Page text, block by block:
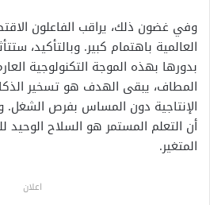
وفي غضون ذلك، يراقب الفاعلون
العالمية باهتمام كبير. وبالتأكيد،
بدورها بهذه الموجة التكنولوجية
المطاف، يبقى الهدف هو تسخير
الإنتاجية دون المساس بفرص الشغل.
أن التعلم المستمر هو السلاح
المتغير.
اعلان